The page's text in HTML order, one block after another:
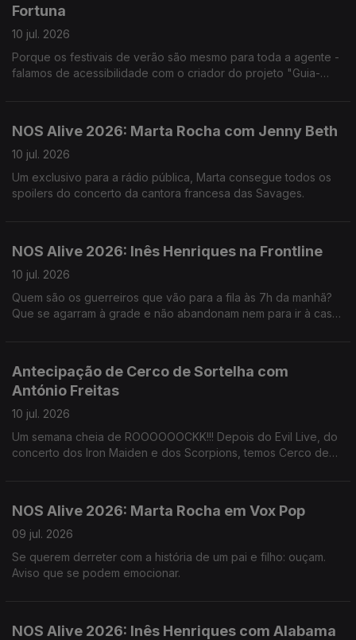
Fortuna
10 jul. 2026
Porque os festivais de verão são mesmo para toda a agente -
falamos de acessibilidade com o criador do projeto "Guia-
NOS Alive 2026: Marta Rocha com Jenny Beth
10 jul. 2026
Um exclusivo para a rádio pública, Marta consegue todos os
spoilers do concerto da cantora francesa das Savages.
NOS Alive 2026: Inês Henriques na Frontline
10 jul. 2026
Quem são os guerreiros que vão para a fila às 7h da manhã?
Que se agarram à grade e não abandonam nem para ir à casa
Antecipação de Cerco de Sortelha com
António Freitas
10 jul. 2026
Um semana cheia de ROOOOOOCKK!!! Depois do Evil Live, do
concerto dos Iron Maiden e dos Scorpions, temos Cerco de
NOS Alive 2026: Marta Rocha em Vox Pop
09 jul. 2026
Se querem derreter com a história de um pai e filho: ouçam.
Aviso que se podem emocionar.
NOS Alive 2026: Inês Henriques com Alabama